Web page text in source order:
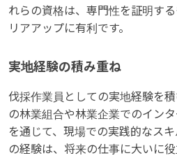
れらの資格は、専門性を証明す
リアアップに有利です。
実地経験の積み重ね
伐採作業員としての実地経験を
の林業組合や林業企業でのイン
を通じて、現場での実践的なス
の経験は、将来の仕事に大いに役